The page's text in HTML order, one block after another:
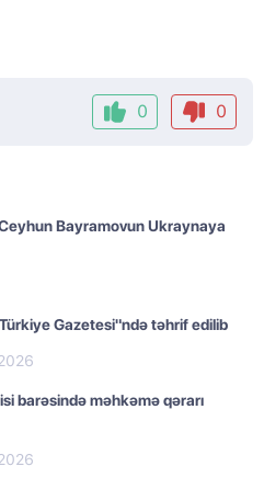
0 0
Bayramovun Ukraynaya
Gazetesi"ndə təhrif edilib
barəsində məhkəmə qərarı